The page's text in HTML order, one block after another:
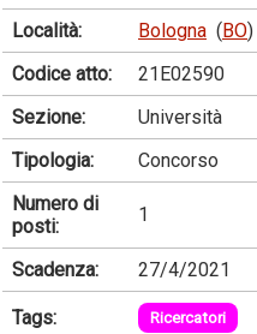
Località:
Bologna (BO)
Codice atto:
21E02590
Sezione:
Università
Tipologia:
Concorso
Numero di
posti:
1
Scadenza: 27/4/2021
Tags: Ricercatori